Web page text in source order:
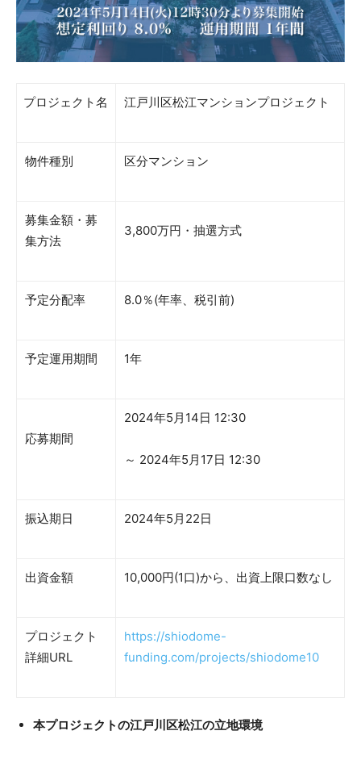
プロジェクト名 江戸川区松江マンションプロジェクト
物件種別 区分マンション
募集金額・募
集方法
3,800万円・抽選方式
予定分配率 8.0％(年率、税引前)
予定運用期間 1年
応募期間
2024年5月14日 12:30
～ 2024年5月17日 12:30
振込期日 2024年5月22日
出資金額 10,000円(1口)から、出資上限口数なし
プロジェクト
詳細URL
https://shiodome-
funding.com/projects/shiodome10
本プロジェクトの江戸川区松江の立地環境